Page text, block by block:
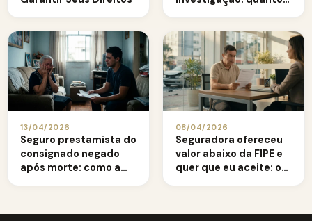
13/04/2026
Seguro prestamista do
consignado negado
após morte: como a
08/04/2026
Seguradora ofereceu
valor abaixo da FIPE e
quer que eu aceite: o